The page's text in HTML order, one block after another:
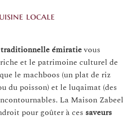
locale
émiratievous
et le patrimoine culturel de
le machboos (un plat de riz
du poisson) et le luqaimat (des
La Maison Zabeel
pour goûter à ces saveurs